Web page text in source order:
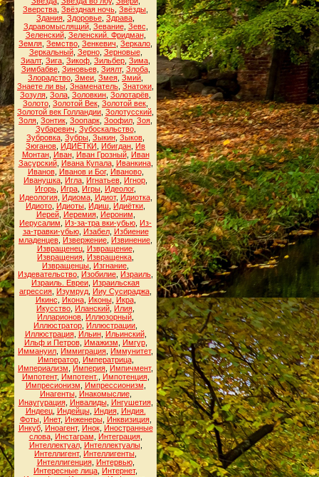
Зверства Звёздная ночь Звёзды
Здания Здоровье Здрава
Здравомыслящий, Зевание, Зевс
Зеленский, Зеленский. Фридман,
Земля Земство Зенкевич Зеркало
Зеркальный, Зерно, Зерновые,
Зиалт, Зига Зикоф Зильбер Зима
Зимбабве, Зиновьев, Зиялт, Злоба,
Злорадство Змеи Змея Змий
Знаете ли вы Знаменатель Знатоки
Зозуля Зола Золовкин Золотарёв
Золото Золотой Век Золотой век
Золотой век Голландии Золотусский
Золя Зонтик Зоопарк Зоофил Зоя
Зубаревич Зубоскальство,
Зубровка Зубры Зыкин Зыков
Зюганов ИДИЁТКИ Ибигдан Ив
Монтан, Иван, Иван Грозный, Иван
Засурский, Ивана Купала, Иванкина,
Иванов, Иванов и Бог, Иваново,
Иванушка Игла Игнатьев Игнор
Игорь Игра Игры Идеолог,
Идеология, Идиома, Идиот, Идиотка,
Идиото Идиоты Идиш Идиётки
Иерей, Иеремия, Иероним
Иерусалим
Из-за-тра вки-убью Из-
за-травки-убью, Изабел, Избиение
младенцев Извержение Извинение
Извращенец, Извращение,
Извращения Извращенка
Извращенцы Изгнание
Издевательство Изобилие Израиль
Израиль. Евреи Израильская
агрессия Изумруд Ииу Сусираджа
Икинс
Икона, Иконы, Икра,
Икусство Иланский Илия
Илларионов Иллюзорный
Иллюстратор Иллюстрации
Иллюстрация, Ильин, Ильинский,
Ильф и Петров, Имажизм Имгур,
Иммануил Иммиграция Иммунитет,
Император, Императрица,
Империализм
Империя Импичмент,
Импотент, Импотент. Импотенция,
Импресионизм
Импрессионизм
Инагенты, Инакомыслие,
Инаугурация, Инвалиды, Ингушетия,
Индеец, Индейцы, Индия, Индия.
Фоты, Инет, Инженеры, Инквизиция,
Инкуб, Иноагент, Инок, Иностранные
слова, Инстаграм Интеграция,
Интеллектуал, Интеллектуалы,
Интеллигент, Интеллигенты
Интеллигенция, Интервью,
Интересные лица Интернет,